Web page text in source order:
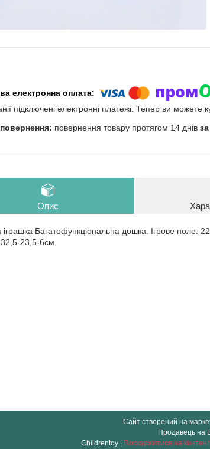
підключені електронні платежі. Тепер ви можете
повернення товару протягом 14 днів
Опис
Багатофункціональна дошка. Ігрове поле:
23,5-6см.
Сайт створений на
Продавець на
Поскаржитися на контент